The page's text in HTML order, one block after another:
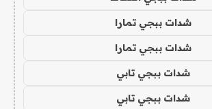
شدات ببجي تمارا
شدات ببجي تمارا
شدات ببجي تابي
شدات ببجي تابي